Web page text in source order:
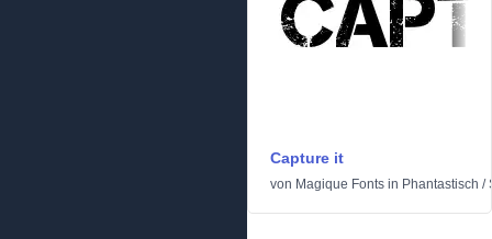
Capture it
von Magique Fonts in Phantastisch /